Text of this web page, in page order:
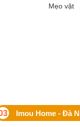
bảo kết nối ổn định và
hình ảnh cao khả
bạn một cách toàn
Mẹo vặt
Imou Home - Đà